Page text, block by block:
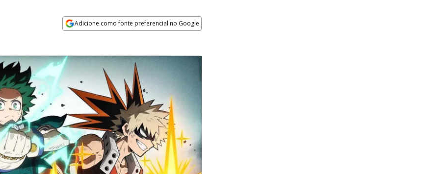
Adicione como fonte preferencial no Google